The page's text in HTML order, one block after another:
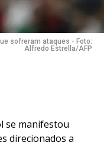
sofreram ataques - Foto:
Alfredo Estrella/AFP
se manifestou
direcionados a